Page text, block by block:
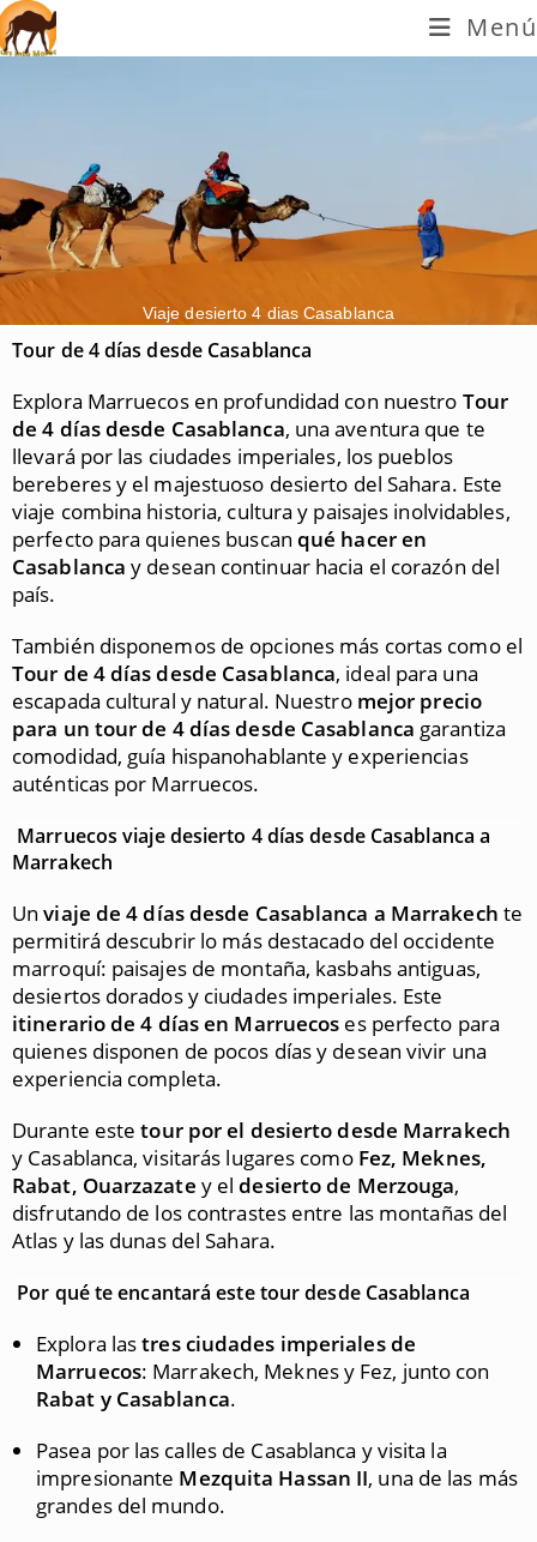
Menú
Viaje desierto 4 dias Casablanca
Tour de 4 días desde Casablanca
Explora Marruecos en profundidad con nuestro Tour
de 4 días desde Casablanca, una aventura que te
llevará por las ciudades imperiales, los pueblos
bereberes y el majestuoso desierto del Sahara. Este
viaje combina historia, cultura y paisajes inolvidables,
perfecto para quienes buscan qué hacer en
Casablanca y desean continuar hacia el corazón del
país.
También disponemos de opciones más cortas como el
Tour de 4 días desde Casablanca, ideal para una
escapada cultural y natural. Nuestro mejor precio
para un tour de 4 días desde Casablanca garantiza
comodidad, guía hispanohablante y experiencias
auténticas por Marruecos.
Marruecos viaje desierto 4 días desde Casablanca a
Marrakech
Unviaje de 4 días desde Casablanca a Marrakech te
permitirá descubrir lo más destacado del occidente
marroquí: paisajes de montaña, kasbahs antiguas,
desiertos dorados y ciudades imperiales. Este
itinerario de 4 días en Marruecos es perfecto para
quienes disponen de pocos días y desean vivir una
experiencia completa.
Durante estetour por el desierto desde Marrakech
y Casablanca, visitarás lugares como Fez, Meknes,
Rabat, Ouarzazate y eldesierto de Merzouga,
disfrutando de los contrastes entre las montañas del
Atlas y las dunas del Sahara.
Por qué te encantará este tour desde Casablanca
Explora lastres ciudades imperiales de
Marruecos: Marrakech, Meknes y Fez, junto con
Rabat y Casablanca.
Pasea por las calles de Casablanca y visita la
impresionante Mezquita Hassan II, una de las más
grandes del mundo.